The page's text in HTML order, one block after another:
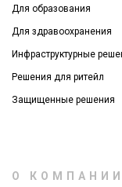
Для образования
Для здравоохранения
Инфраструктурные
Решения для ритейл
Защищенные решения
О КОМПАНИИ